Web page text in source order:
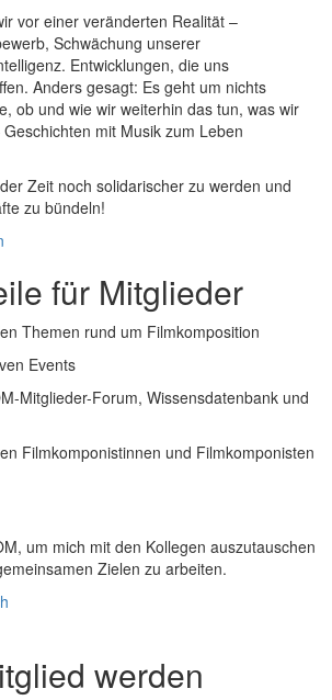
vor einer veränderten Realität –
Schwächung unserer
Entwicklungen, die uns
Anders gesagt: Es geht um nichts
ob und wie wir weiterhin das tun, was wir
mit Musik zum Leben
Zeit noch solidarischer zu werden und
zu bündeln!
für Mitglieder
Themen rund um Filmkomposition
Events
Mitglieder-Forum, Wissensdatenbank und
Filmkomponistinnen und Filmkomponisten
um mich mit den Kollegen auszutauschen
Zielen zu arbeiten.
werden